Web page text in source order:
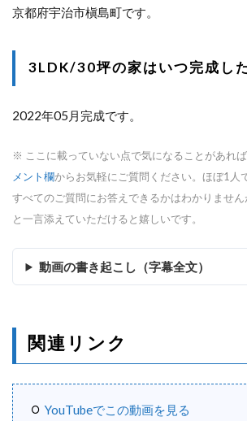
京都府宇治市槇島町です。
3LDK/30坪の家はいつ完成し
2022年05月完成です。
※ ここに載っていない点で気になることがあれば
メント欄からお気軽にご質問ください。ほぼ1人
すべてのご質問にお答えできるかはわかりません
と一言添えていただけると嬉しいです。
動画の書き起こし（字幕全文）
関連リンク
YouTubeでこの動画を見る